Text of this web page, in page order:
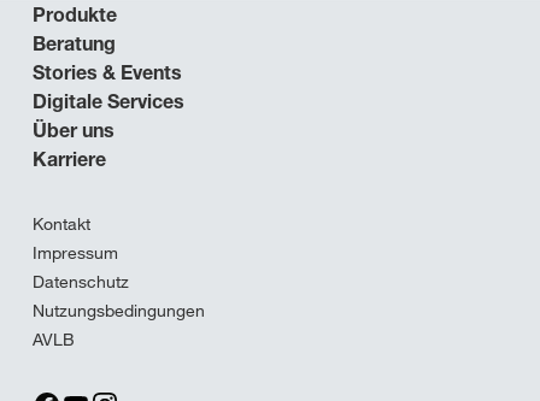
Produkte
Beratung
Stories & Events
Digitale Services
Über uns
Karriere
Kontakt
Impressum
Datenschutz
Nutzungsbedingungen
AVLB